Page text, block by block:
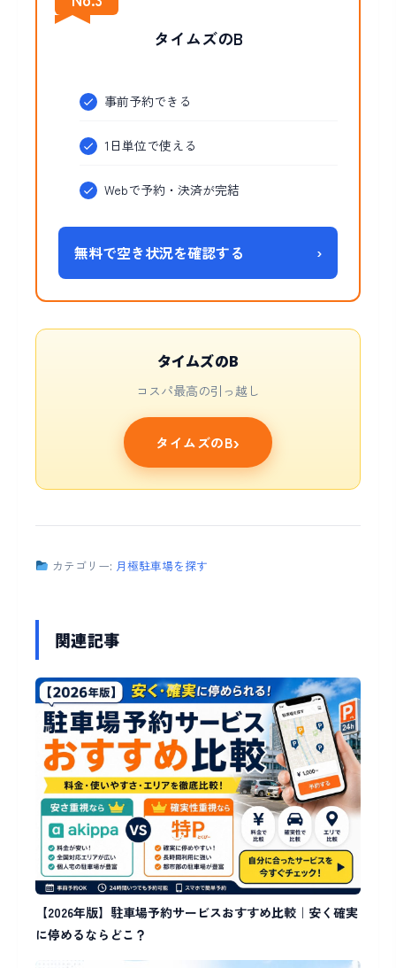
タイムズのB
事前予約できる
1日単位で使える
Webで予約・決済が完結
無料で空き状況を確認する ›
タイムズのB
コスパ最高の引っ越し
タイムズのB
カテゴリー: 月極駐車場を探す
関連記事
【2026年版】駐車場予約サービスおすすめ比較｜安く確実
に停めるならどこ？